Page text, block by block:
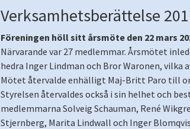
Verksamhetsberättelse
Föreningen höll sitt årsmöte den 22 mars
Närvarande var 27 medlemmar. Årsmötet
hedra Inger Lindman och Bror Waronen, vilka
Mötet återvalde enhälligt Maj-Britt Paro till
Styrelsen återvaldes också i sin helhet och
medlemmarna Solveig Schauman, René
Stjernberg, Marita Lindwall och Inger